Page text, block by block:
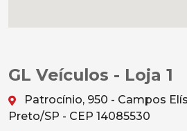
GL Veículos - Loja 1
Patrocínio, 950 - Campos
Preto/SP - CEP 14085530